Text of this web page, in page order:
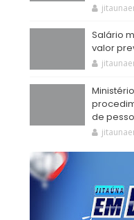
Salário
valor
de